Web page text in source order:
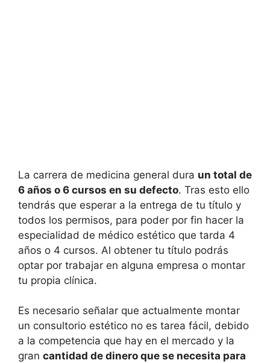
La carrera de medicina general dura un total de
6 años o 6 cursos en su defecto. Tras esto ello
tendrás que esperar a la entrega de tu título y
todos los permisos, para poder por fin hacer la
especialidad de médico estético que tarda 4
años o 4 cursos. Al obtener tu título podrás
optar por trabajar en alguna empresa o montar
tu propia clínica.
Es necesario señalar que actualmente montar
un consultorio estético no es tarea fácil, debido
a la competencia que hay en el mercado y la
gran cantidad de dinero que se necesita para